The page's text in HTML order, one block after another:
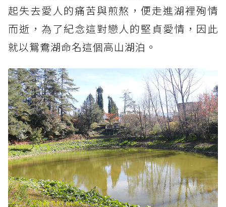
起失去愛人的痛苦與煎熬，便走進湖裡殉情
而逝，為了紀念這對戀人的堅貞愛情，因此
就以鴛鴦湖命名這個高山湖泊。